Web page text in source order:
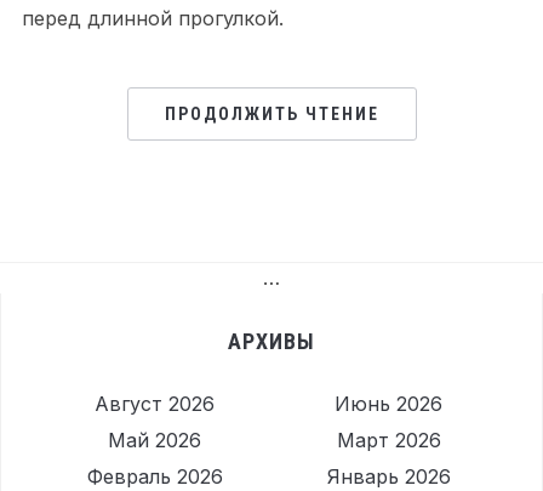
перед длинной прогулкой.
ПРОДОЛЖИТЬ ЧТЕНИЕ
…
АРХИВЫ
Август 2026
Июнь 2026
Май 2026
Март 2026
Февраль 2026
Январь 2026